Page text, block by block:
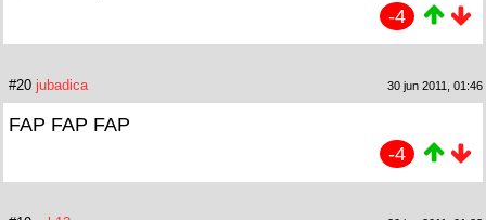
-4
#20 jubadica 30 jun 2011, 01:46
FAP FAP FAP
-4